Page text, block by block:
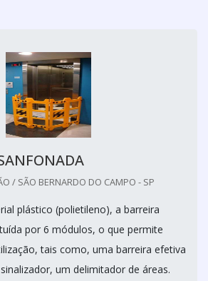
/ SÃO BERNARDO DO CAMPO - SP
plástico (polietileno), a barreira
por 6 módulos, o que permite
tais como, uma barreira efetiva
um delimitador de áreas.